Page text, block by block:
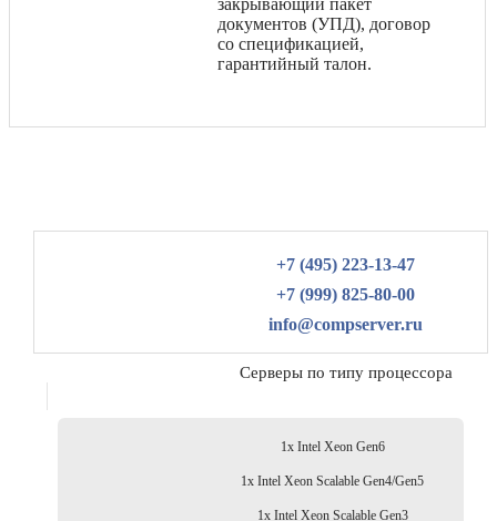
закрывающий пакет
документов (УПД), договор
со спецификацией,
гарантийный талон.
+7 (495) 223-13-47
+7 (999) 825-80-00
info@compserver.ru
Серверы по типу процессора
1x Intel Xeon Gen6
1x Intel Xeon Scalable Gen4/Gen5
1x Intel Xeon Scalable Gen3